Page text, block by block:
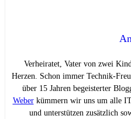
Verheiratet, Vater von zwei
Herzen. Schon immer Technik-
über 15 Jahren begeisterter
Weberkümmern wir uns um alle
und unterstützen zusätzlich